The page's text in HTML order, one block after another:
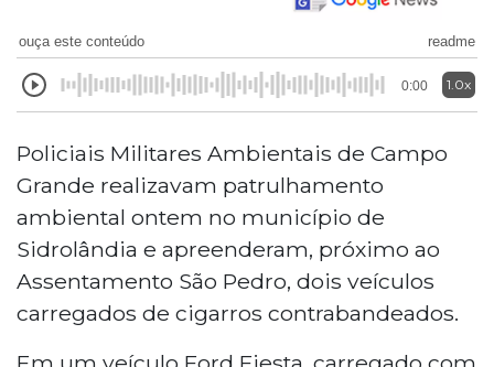
ouça este conteúdo readme
0:00 1.0x
Policiais Militares Ambientais de Campo
Grande realizavam patrulhamento
ambiental ontem no município de
Sidrolândia e apreenderam, próximo ao
Assentamento São Pedro, dois veículos
carregados de cigarros contrabandeados.